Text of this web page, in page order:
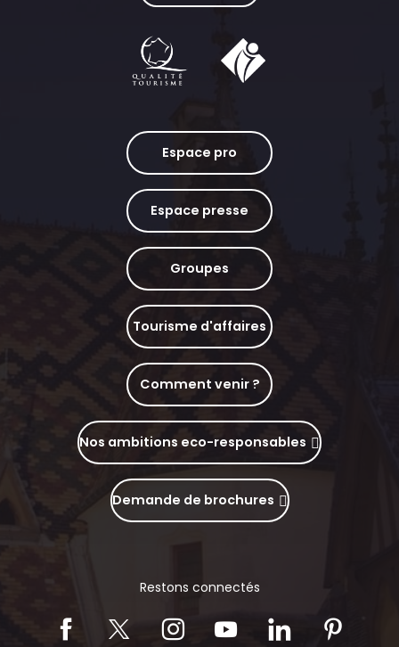
Espace pro
Espace presse
Groupes
Tourisme d'affaires
Comment venir ?
Nos ambitions eco-responsables
Demande de brochures
Restons connectés